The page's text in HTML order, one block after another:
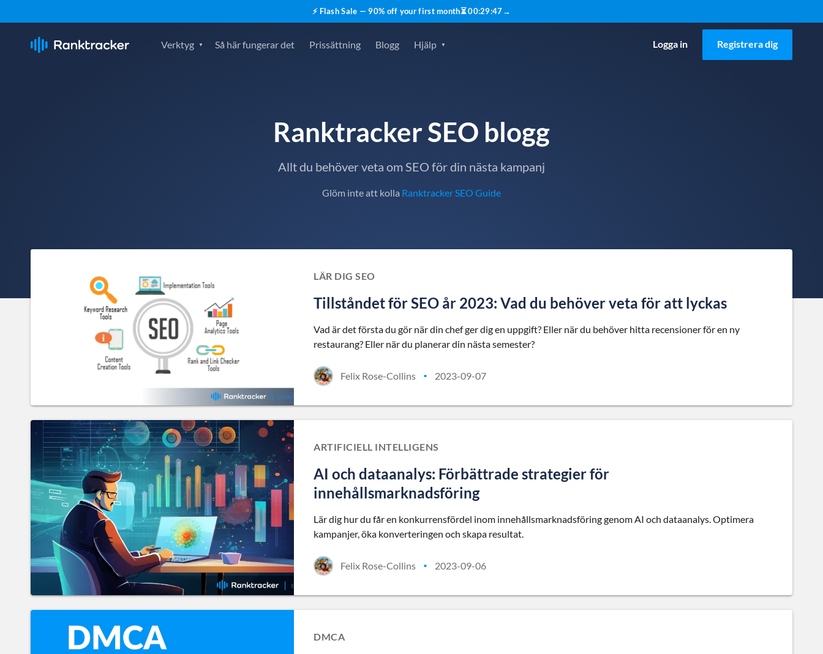
⚡ Flash Sale — 90% off your first month⏳00:29:45→
Verktyg Så här fungerar det Prissättning Blogg Hjälp Logga in Registrera dig
Ranktracker SEO blogg
Allt du behöver veta om SEO för din nästa kampanj
Glöm inte att kolla Ranktracker SEO Guide
LÄR DIG SEO
Tillståndet för SEO år 2023: Vad du behöver veta för att lyckas
Vad är det första du gör när din chef ger dig en uppgift? Eller när du behöver hitta recensioner för en ny
restaurang? Eller när du planerar din nästa semester?
Felix Rose-Collins • 2023-09-07
ARTIFICIELL INTELLIGENS
AI och dataanalys: Förbättrade strategier för
innehållsmarknadsföring
Lär dig hur du får en konkurrensfördel inom innehållsmarknadsföring genom AI och dataanalys. Optimera
kampanjer, öka konverteringen och skapa resultat.
Felix Rose-Collins • 2023-09-06
DMCA